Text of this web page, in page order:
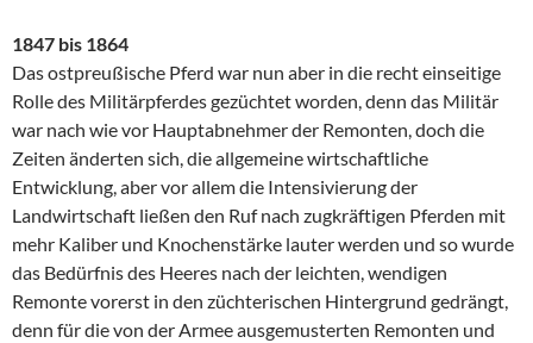
1847 bis 1864
Das ostpreußische Pferd war nun aber in die recht einseitige
Rolle des Militärpferdes gezüchtet worden, denn das Militär
war nach wie vor Hauptabnehmer der Remonten, doch die
Zeiten änderten sich, die allgemeine wirtschaftliche
Entwicklung, aber vor allem die Intensivierung der
Landwirtschaft ließen den Ruf nach zugkräftigen Pferden mit
mehr Kaliber und Knochenstärke lauter werden und so wurde
das Bedürfnis des Heeres nach der leichten, wendigen
Remonte vorerst in den züchterischen Hintergrund gedrängt,
denn für die von der Armee ausgemusterten Remonten und